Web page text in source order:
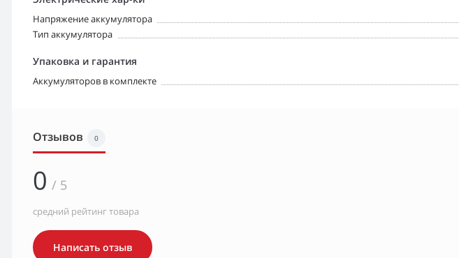
Напряжение аккумулятора
Тип аккумулятора
Упаковка и гарантия
Аккумуляторов в комплекте
Отзывов 0
0 / 5
средний рейтинг товара
Написать отзыв